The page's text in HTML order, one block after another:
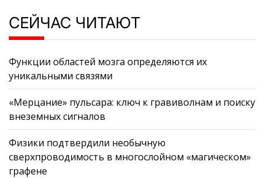
СЕЙЧАС ЧИТАЮТ
Функции областей мозга определяются их
уникальными связями
«Мерцание» пульсара: ключ к гравиволнам и поиску
внеземных сигналов
Физики подтвердили необычную
сверхпроводимость в многослойном «магическом»
графене